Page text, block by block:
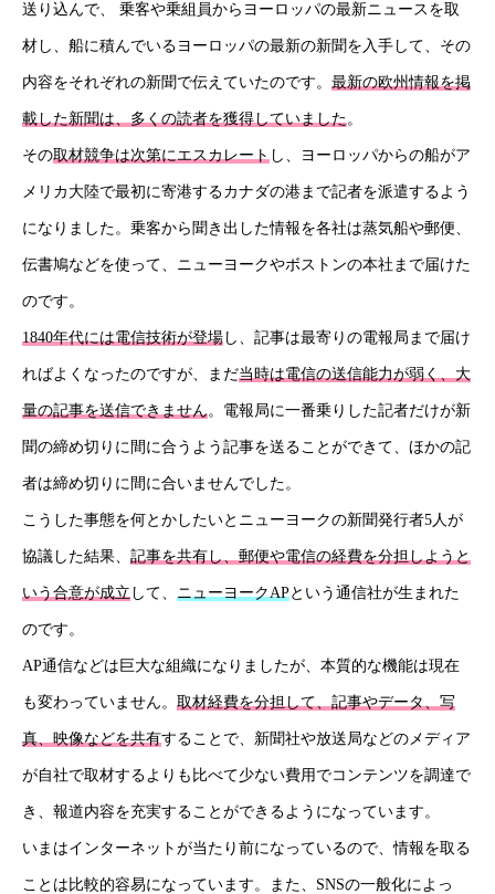
HOME
新着情報
会社概要
事業紹介
採用情報
健康企業宣言
個人情報保護方針
HOME 新着情報 会社概要 事業紹介 採用情報 コラム
送り込んで、 乗客や乗組員からヨーロッパの最新ニュースを取
材し、船に積んでいるヨーロッパの最新の新聞を入手して、その
内容をそれぞれの新聞で伝えていたのです。 最新の欧州情報を掲
載した新聞は、多くの読者を獲得していました。
その取材競争は次第にエスカレート し、ヨーロッパからの船がア
メリカ大陸で最初に寄港するカナダの港まで記者を派遣するよう
になりました。乗客から聞き出した情報を各社は蒸気船や郵便、
伝書鳩などを使って、ニューヨークやボストンの本社まで届けた
のです。
1840年代には電信技術が登場 し、記事は最寄りの電報局まで届け
ればよくなったのですが、まだ当時は電信の送信能力が弱く、大
量の記事を送信できません。電報局に一番乗りした記者だけが新
聞の締め切りに間に合うよう記事を送ることができて、ほかの記
者は締め切りに間に合いませんでした。
こうした事態を何とかしたいとニューヨークの新聞発行者5人が
協議した結果、 記事を共有し、郵便や電信の経費を分担しようと
いう合意が成立 して、 ニューヨークAPという通信社が生まれた
のです。
AP通信などは巨大な組織になりましたが、本質的な機能は現在
も変わっていません。 取材経費を分担して、記事やデータ、写
真、映像などを共有することで、新聞社や放送局などのメディア
が自社で取材するよりも比べて少ない費用でコンテンツを調達で
き、報道内容を充実することができるようになっています。
いまはインターネットが当たり前になっているので、情報を取る
ことは比較的容易になっています。また、SNSの一般化によっ